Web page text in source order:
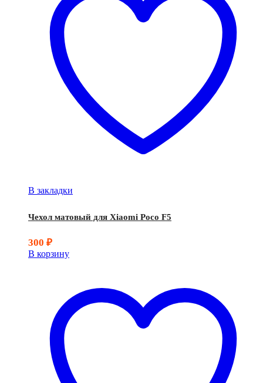
В закладки
Чехол матовый для Xiaomi Poco F5
300 ₽
В корзину